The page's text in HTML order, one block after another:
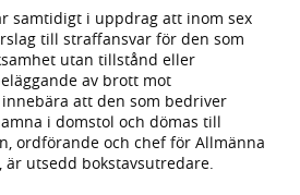
samtidigt i uppdrag att inom sex
till straffansvar för den som
utan tillstånd eller
av brott mot
att den som bedriver
i domstol och dömas till
ordförande och chef för Allmänna
utsedd bokstavsutredare.